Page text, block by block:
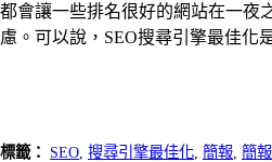
都會讓一些排名很好的網站在一夜
慮。可以說，SEO搜尋引擎最佳化
標籤： SEO 搜尋引擎最佳化 簡報 簡